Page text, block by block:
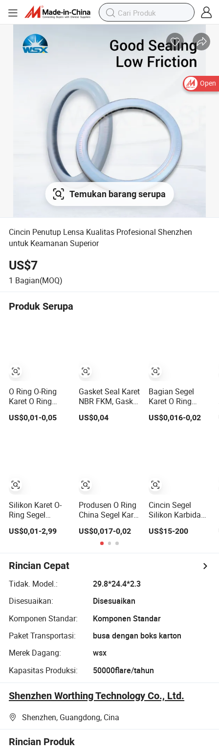
Open
Temukan barang serupa
Cincin Penutup Lensa Kualitas Profesional Shenzhen
untuk Keamanan Superior
US$7
1 Bagian(MOQ)
Produk Serupa
O Ring O-Ring
Karet O Ring
Silikon O Ring
NBR O Ring Segel
US$0,01-0,05
Silikon Karet O-
Ring Segel
Kustom Tahan
US$0,01-2,99
Gasket Seal Karet
NBR FKM, Gasket
Seal FKM, Cincin
O, Cincin O Seal,
US$0,04
Produsen O Ring
China Segel Karet
Tinggi & Bahan
Kimia -20°C
hingga +200°C
& Minyak & Gas
US$0,017-0,02
Bagian Segel
Karet O Ring
Karet NBR EPDM
FKM Cr Sil yang
US$0,016-0,02
Cincin Segel
Silikon Karbida
Mekanik Grosir
US$15-200
Rincian Cepat
Tidak. Model.:
29.8*24.4*2.3
Disesuaikan:
Disesuaikan
Komponen Standar:
Komponen Standar
Paket Transportasi:
busa dengan boks karton
Merek Dagang:
wsx
Kapasitas Produksi:
50000flare/tahun
Shenzhen Worthing Technology Co., Ltd.
Shenzhen, Guangdong, Cina
Rincian Produk